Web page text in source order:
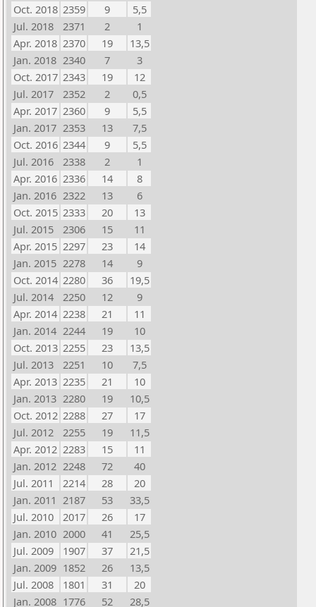
Oct. 2018 2359 9
5,5
Jul. 2018
2371 2
1
Apr. 2018 2370 19
13,5
Jan. 2018 2340 7
3
Oct. 2017 2343 19
12
Jul. 2017
2352 2
0,5
Apr. 2017 2360 9
5,5
Jan. 2017 2353 13
7,5
Oct. 2016 2344 9
5,5
Jul. 2016
2338 2
1
Apr. 2016 2336 14
8
Jan. 2016 2322 13
6
Oct. 2015 2333 20
13
Jul. 2015
2306 15
11
Apr. 2015 2297 23
14
Jan. 2015 2278 14
9
Oct. 2014 2280 36
19,5
Jul. 2014
2250 12
9
Apr. 2014 2238 21
11
Jan. 2014 2244 19
10
Oct. 2013 2255 23
13,5
Jul. 2013
2251 10
7,5
Apr. 2013 2235 21
10
Jan. 2013 2280 19
10,5
Oct. 2012 2288 27
17
Jul. 2012
2255 19
11,5
Apr. 2012 2283 15
11
Jan. 2012 2248 72
40
Jul. 2011
2214 28
20
Jan. 2011 2187 53
33,5
Jul. 2010
2017 26
17
Jan. 2010 2000 41
25,5
Jul. 2009
1907 37
21,5
Jan. 2009 1852 26
13,5
Jul. 2008
1801 31
20
Jan. 2008 1776 52 28,5